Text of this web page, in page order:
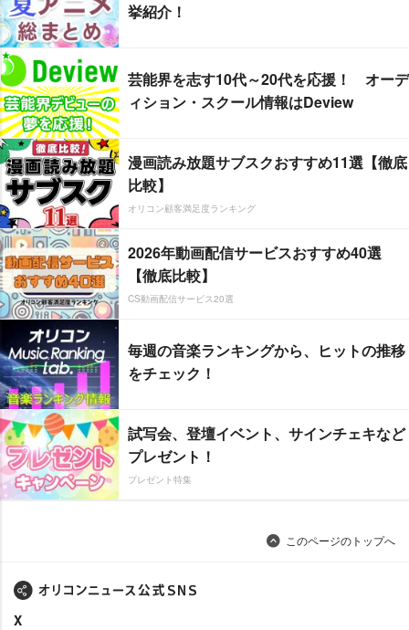
挙紹介！
芸能界を志す10代～20代を応援！ オーデ
ィション・スクール情報はDeview
漫画読み放題サブスクおすすめ11選【徹底
比較】
オリコン顧客満足度ランキング
2026年動画配信サービスおすすめ40選
【徹底比較】
CS動画配信サービス20選
毎週の音楽ランキングから、ヒットの推移
をチェック！
試写会、登壇イベント、サインチェキなど
プレゼント！
プレゼント特集
このページのトップへ
X